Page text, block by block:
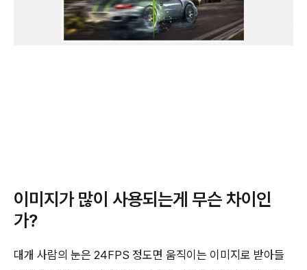
이미지가 많이 사용되는게 무슨 차이인
가?
대개 사람의 눈은 24FPS 정도면 움직이는 이미지로 받아들